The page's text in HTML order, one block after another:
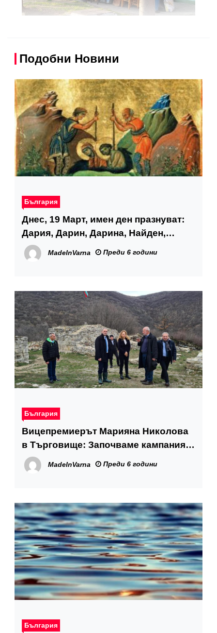
Подобни Новини
България
Днес, 19 Март, имен ден празнуват:
Дария, Дарин, Дарина, Найден,
Найдa
MadeInVarna Преди 6 години
България
Вицепремиерът Марияна Николова
в Търговище: Започваме кампания
за популяризиране на културно-
историческия туризъм
MadeInVarna Преди 6 години
България